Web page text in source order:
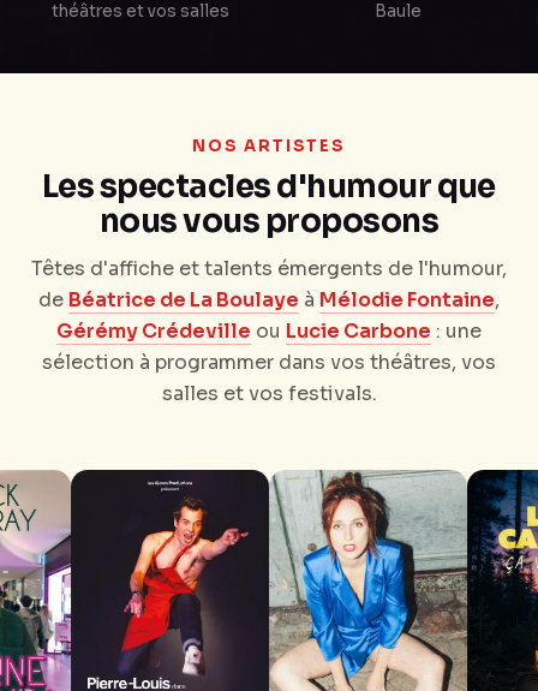
théâtres et vos salles
Baule
NOS ARTISTES
Les spectacles d'humour que
nous vous proposons
Têtes d'affiche et talents émergents de l'humour,
de Béatrice de La Boulaye à Mélodie Fontaine,
Gérémy Crédeville ou Lucie Carbone : une
sélection à programmer dans vos théâtres, vos
salles et vos festivals.